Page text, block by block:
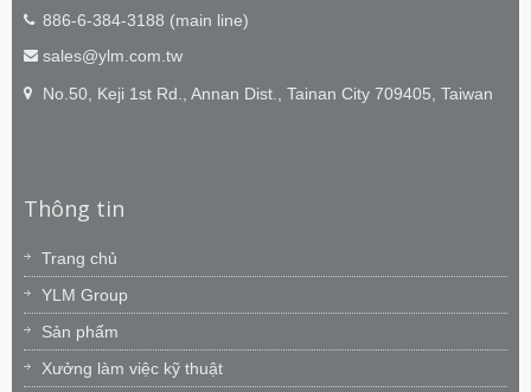
886-6-384-3188 (main line)
sales@ylm.com.tw
No.50, Keji 1st Rd., Annan Dist., Tainan City 709405, Taiwan
Thông tin
Trang chủ
YLM Group
Sản phẩm
Xưởng làm việc kỹ thuật